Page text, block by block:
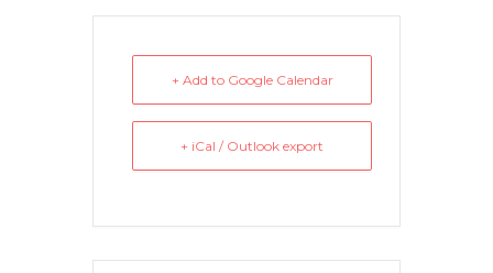
+ Add to Google Calendar
+ iCal / Outlook export